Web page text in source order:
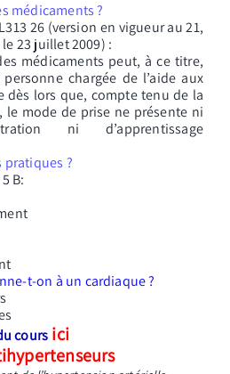
médicaments ?
26 (version en vigueur au 21,
23 juillet 2009) :
médicaments peut, à ce titre,
chargée de l’aide aux
dès lors que, compte tenu de la
le mode de prise ne présente ni
ni d’apprentissage
pratiques ?
B:
t-on à un cardiaque ?
cours ici